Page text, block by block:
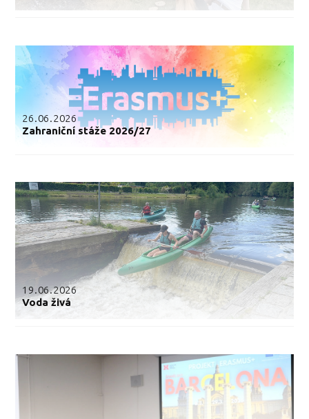
26.06.2026
Zahraniční stáže 2026/27
19.06.2026
Voda živá